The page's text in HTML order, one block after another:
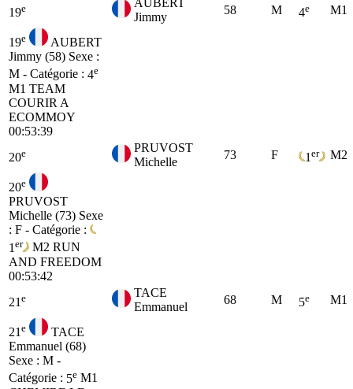
19e
AUBERT
Jimmy
58 M 4e M1
19e
AUBERT
Jimmy (58) Sexe :
M - Catégorie : 4e
M1 TEAM
COURIR A
ECOMMOY
00:53:39
20e
PRUVOST
Michelle
73 F 1 er M2
20e
PRUVOST
Michelle (73) Sexe
: F - Catégorie :
1 er M2 RUN
AND FREEDOM
00:53:42
21 e
TACE
Emmanuel
68 M 5e M1
21 e
TACE
Emmanuel (68)
Sexe : M -
Catégorie : 5e M1